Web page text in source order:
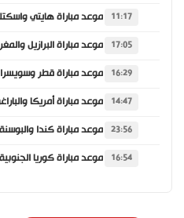
11:17
17:05
16:29
14:47
23:56
16:54